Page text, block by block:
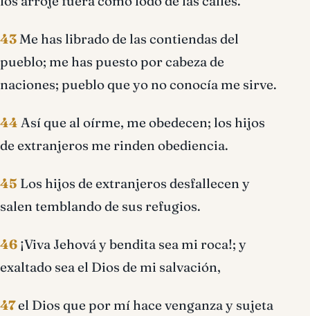
43Me has librado de las contiendas del
pueblo; me has puesto por cabeza de
naciones; pueblo que yo no conocía me sirve.
44 Así que al oírme, me obedecen; los hijos
de extranjeros me rinden obediencia.
45 Los hijos de extranjeros desfallecen y
salen temblando de sus refugios.
46 ¡Viva Jehová y bendita sea mi roca!; y
exaltado sea el Dios de mi salvación,
47el Dios que por mí hace venganza y sujeta